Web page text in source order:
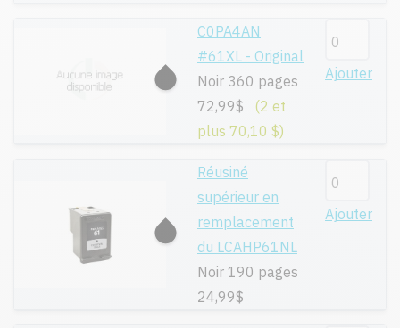
C0PA4AN
#61XL - Original
Noir 360 pages
72,99$
(2 et
plus 70,10 $)
Ajouter
Réusiné
supérieur en
remplacement
du LCAHP61NL
Noir 190 pages
24,99$
Ajouter